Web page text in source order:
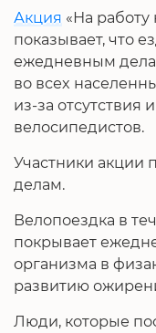
Акция «На работу
показывает, что
ежедневным
во всех
из-за отсутствия
велосипедистов.
Участники акции
делам.
Велопоездка в
покрывает
организма в
развитию
Люди, которые